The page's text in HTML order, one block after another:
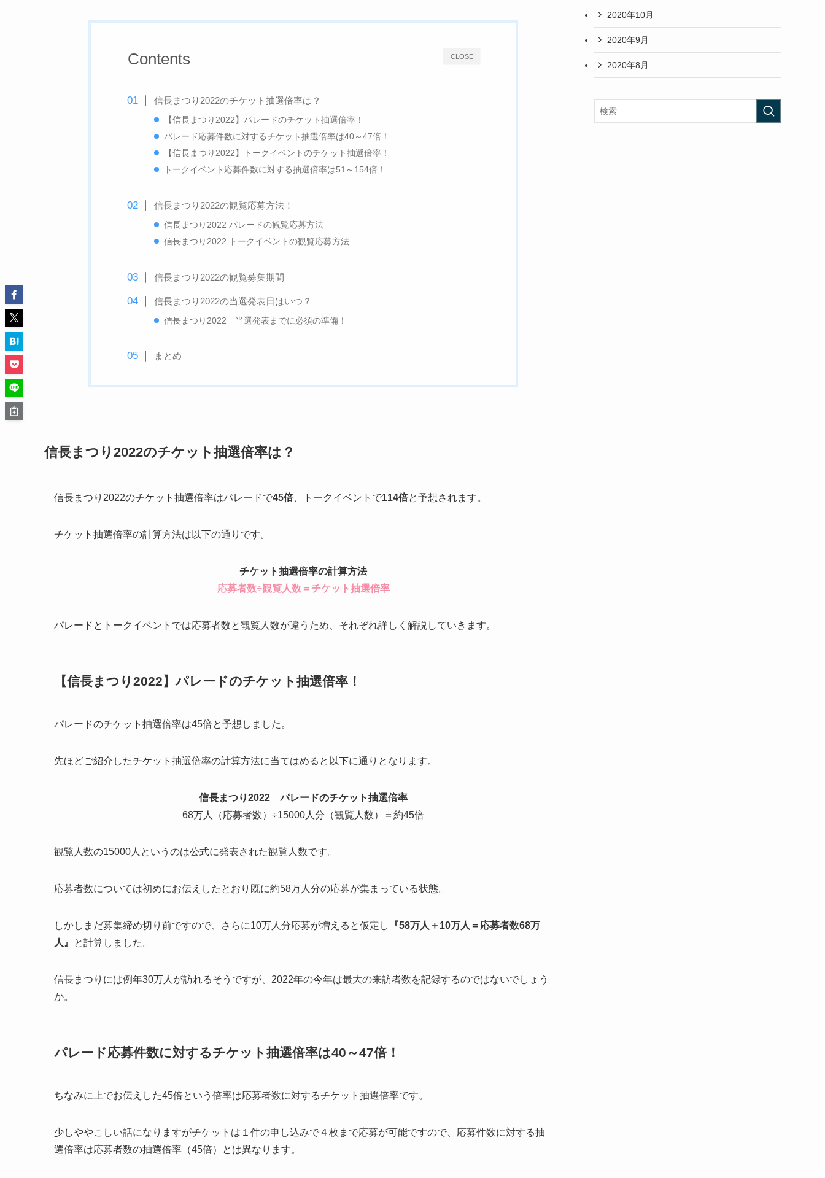
CLOSE
Contents
信長まつり2022のチケット抽選倍率は？
【信長まつり2022】パレードのチケット抽選倍率！
パレード応募件数に対するチケット抽選倍率は40～47倍！
【信長まつり2022】トークイベントのチケット抽選倍率！
トークイベント応募件数に対する抽選倍率は51～154倍！
信長まつり2022の観覧応募方法！
信長まつり2022 パレードの観覧応募方法
信長まつり2022 トークイベントの観覧応募方法
信長まつり2022の観覧募集期間
信長まつり2022の当選発表日はいつ？
信長まつり2022 当選発表までに必須の準備！
まとめ
信長まつり2022のチケット抽選倍率は？
信長まつり2022のチケット抽選倍率はパレードで45倍、トークイベントで114倍と予想されます。
チケット抽選倍率の計算方法は以下の通りです。
チケット抽選倍率の計算方法
応募者数÷観覧人数＝チケット抽選倍率
パレードとトークイベントでは応募者数と観覧人数が違うため、それぞれ詳しく解説していきます。
【信長まつり2022】パレードのチケット抽選倍率！
パレードのチケット抽選倍率は45倍と予想しました。
先ほどご紹介したチケット抽選倍率の計算方法に当てはめると以下に通りとなります。
信長まつり2022 パレードのチケット抽選倍率
68万人（応募者数）÷15000人分（観覧人数）＝約45倍
観覧人数の15000人というのは公式に発表された観覧人数です。
応募者数については初めにお伝えしたとおり既に約58万人分の応募が集まっている状態。
しかしまだ募集締め切り前ですので、さらに10万人分応募が増えると仮定 し
『58万人＋10万人＝応募者数68万
人』
と計算しました。
信長まつりには例年30万人が訪れるそうですが、2022年の今年は最大の来訪者数を記録するのではないでしょう
か。
パレード応募件数に対するチケット抽選倍率は40～47倍！
ちなみに上でお伝えした45倍という倍率は応募者数に対するチケット抽選倍率です。
少しややこしい話になりますがチケットは１件の申し込みで４枚まで応募が可能ですので、応募件数に対する抽
選倍率は応募者数の抽選倍率（45倍）とは異なります。
2020年10月
2020年9月
2020年8月